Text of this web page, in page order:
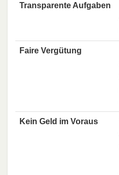
Transparente Aufgaben
Faire Vergütung
Kein Geld im Voraus